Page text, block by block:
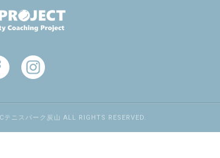
ニスパーク炭山 ALL RIGHTS RESERVED.